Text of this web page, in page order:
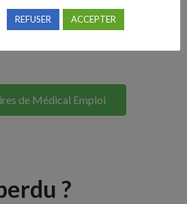
consectetur adipiscing elit. Ut
mattis, pulvinar dapibus
de Médical Emploi
?
REFUSER ACCEPTER